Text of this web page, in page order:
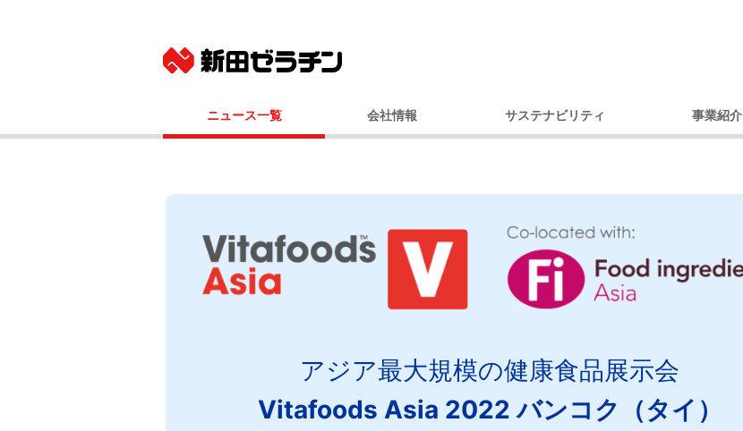
アジア最大規模の健康食品展示会
Vitafoods Asia 2022 バンコク（タイ）
ニュース一覧 会社情報
事業内容
経営戦略
国内事業所（アクセス）
100年の歩み
サステナビリティ
コミュニティへの取り組み
人権への取り組み
環境レポート
サステナビリティ推進体制
事業紹介